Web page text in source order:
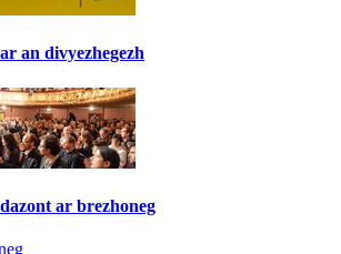
an divyezhegezh
ar brezhoneg